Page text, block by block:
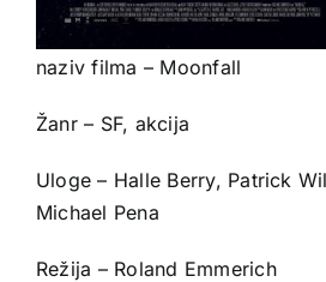
naziv filma – Moonfall
Žanr – SF, akcija
Uloge – Halle Berry, Patrick
Michael Pena
Režija – Roland Emmerich